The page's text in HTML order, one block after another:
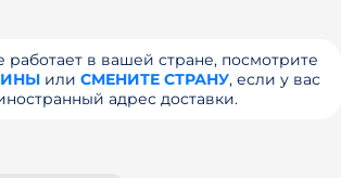
работает в вашей стране, посмотрите
или СМЕНИТЕ СТРАНУ, если у вас
адрес доставки.